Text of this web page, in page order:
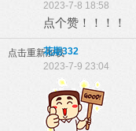
2023-7-8 18:58
点个赞！！！！
点击重新加载
花期332
2023-7-9 23:04